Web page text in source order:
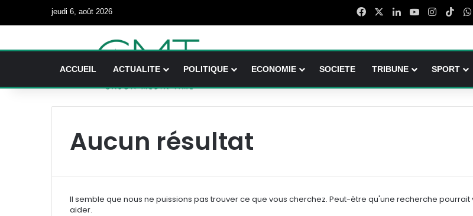
jeudi 6, août 2026 FacebookLinkedinYouTubeInstagram
ACCUEIL ACTUALITE POLITIQUE ECONOMIE SOCIETE TRIBUNE SPORT
Aucun résultat
Il semble que nous ne puissions pas trouver ce que vous cherchez. Peut-être qu'une recherche pourrait
aider.